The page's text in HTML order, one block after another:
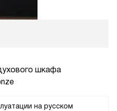
шкафа
на русском